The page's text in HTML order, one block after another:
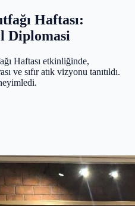
Haftası:
Diplomasi
Haftası etkinliğinde,
ve sıfır atık vizyonu tanıtıldı.